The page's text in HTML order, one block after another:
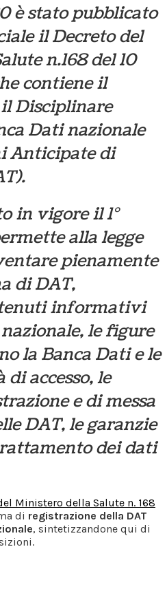
è stato pubblicato
il Decreto del
n.168 del 10
contiene il
Disciplinare
Dati nazionale
Anticipate di
in vigore il 1°
alla legge
pienamente
di DAT,
informativi
le figure
la Banca Dati e le
accesso, le
e di messa
DAT, le garanzie
dei dati
Ministero della Salute n. 168
di registrazione della DAT
, sintetizzandone qui di